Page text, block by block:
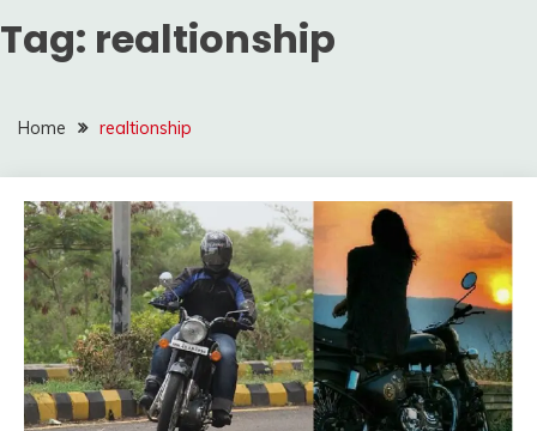
Tag: realtionship
Home realtionship